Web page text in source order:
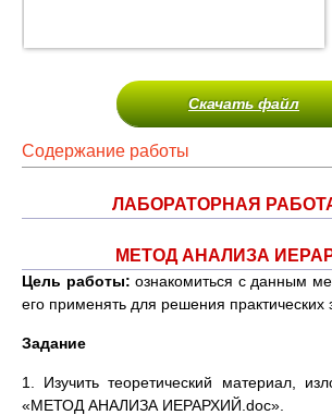
Скачать файл
Содержание работы
ЛАБОРАТОРНАЯ
МЕТОД АНАЛИЗА
Цель работы: ознакомиться с данным
его применять для решения практических
Задание
1. Изучить теоретический материал,
«МЕТОД АНАЛИЗА ИЕРАРХИЙ.doc».